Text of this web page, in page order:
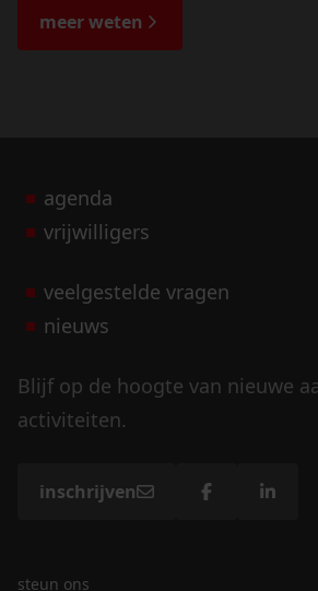
de bijzondere verhalen.
meer weten
agenda
vrijwilligers
veelgestelde vragen
nieuws
Blijf op de hoogte van nieuwe
activiteiten.
inschrijven
steun ons